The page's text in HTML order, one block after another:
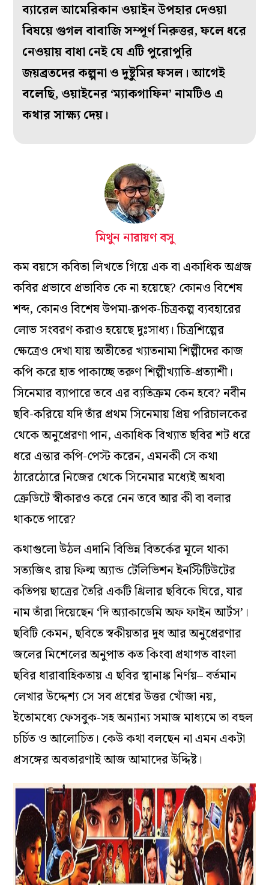
ব্যারেল আমেরিকান ওয়াইন উপহার দেওয়া
বিষয়ে গুগল বাবাজি সম্পূর্ণ নিরুত্তর, ফলে ধরে
নেওয়ায় বাধা নেই যে এটি পুরোপুরি
জয়ব্রতদের কল্পনা ও দুষ্টুমির ফসল। আগেই
বলেছি, ওয়াইনের ‘ম্যাকগাফিন’ নামটিও এ
কথার সাক্ষ্য দেয়।
মিথুন নারায়ণ বসু
কম বয়সে কবিতা লিখতে গিয়ে এক বা একাধিক অগ্রজ
কবির প্রভাবে প্রভাবিত কে না হয়েছে? কোনও বিশেষ
শব্দ, কোনও বিশেষ উপমা-রূপক-চিত্রকল্প ব্যবহারের
লোভ সংবরণ করাও হয়েছে দুঃসাধ্য। চিত্রশিল্পের
ক্ষেত্রেও দেখা যায় অতীতের খ্যাতনামা শিল্পীদের কাজ
কপি করে হাত পাকাচ্ছে তরুণ শিল্পীখ্যাতি-প্রত্যাশী।
সিনেমার ব্যাপারে তবে এর ব্যতিক্রম কেন হবে? নবীন
ছবি-করিয়ে যদি তাঁর প্রথম সিনেমায় প্রিয় পরিচালকের
থেকে অনুপ্রেরণা পান, একাধিক বিখ্যাত ছবির শট ধরে
ধরে এন্তার কপি-পেস্ট করেন, এমনকী সে কথা
ঠারেঠোরে নিজের থেকে সিনেমার মধ্যেই অথবা
ক্রেডিটে স্বীকারও করে নেন তবে আর কী বা বলার
থাকতে পারে?
কথাগুলো উঠল এদানি বিভিন্ন বিতর্কের মূলে থাকা
সত্যজিৎ রায় ফিল্ম অ্যান্ড টেলিভিশন ইনস্টিটিউটের
কতিপয় ছাত্রের তৈরি একটি থ্রিলার ছবিকে ঘিরে, যার
নাম তাঁরা দিয়েছেন ‘দি অ্যাকাডেমি অফ ফাইন আর্টস’।
ছবিটি কেমন, ছবিতে স্বকীয়তার দুধ আর অনুপ্রেরণার
জলের মিশেলের অনুপাত কত কিংবা প্রথাগত বাংলা
ছবির ধারাবাহিকতায় এ ছবির স্থানাঙ্ক নির্ণয়– বর্তমান
লেখার উদ্দেশ্য সে সব প্রশ্নের উত্তর খোঁজা নয়,
ইতোমধ্যে ফেসবুক-সহ অন্যান্য সমাজ মাধ্যমে তা বহুল
চর্চিত ও আলোচিত। কেউ কথা বলছেন না এমন একটা
প্রসঙ্গের অবতারণাই আজ আমাদের উদ্দিষ্ট।